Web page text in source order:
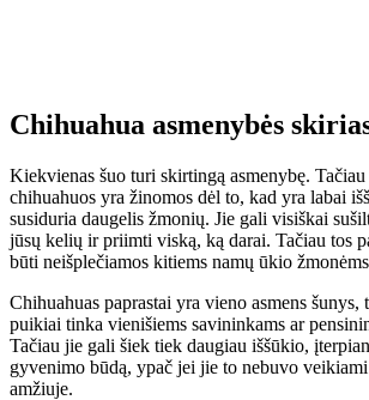
Chihuahua asmenybės
Kiekvienas šuo turi skirtingą asmenybę.
chihuahuos yra žinomos dėl to, kad yra labai
susiduria daugelis žmonių. Jie gali visiškai
jūsų kelių ir priimti viską, ką darai. Tačiau tos
būti neišplečiamos kitiems namų ūkio
Chihuahuas paprastai yra vieno asmens šunys,
puikiai tinka vienišiems savininkams ar
Tačiau jie gali šiek tiek daugiau iššūkio,
gyvenimo būdą, ypač jei jie to nebuvo
amžiuje.